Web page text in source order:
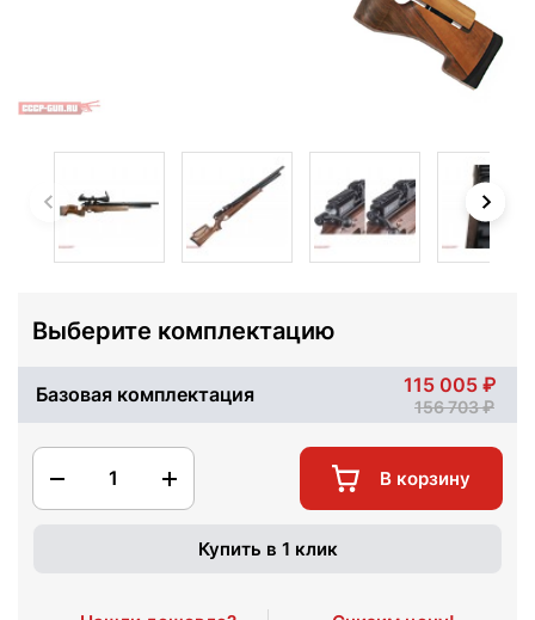
Выберите комплектацию
Базовая комплектация 115 005
156 703
1 В корзину
Купить в 1 клик